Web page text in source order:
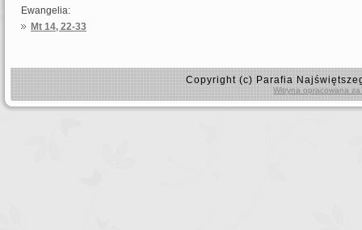
Ewangelia:
Mt 14, 22-33
Copyright (c) Parafia
Witryna opracowana